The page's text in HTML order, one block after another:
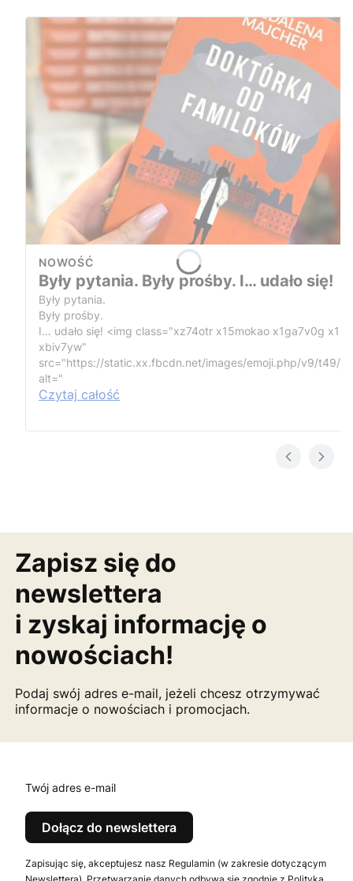
NOWOŚĆ
Były pytania. Były prośby. I… udało się!
Były pytania.
Były prośby.
I… udało się! <img class="xz74otr x15mokao x1ga7v0g
xbiv7yw"
src="https://static.xx.fbcdn.net/images/emoji.php/v9/t49/1/
alt="
Czytaj całość
Zapisz się do
newslettera
i zyskaj informację o
nowościach!
Podaj swój adres e-mail, jeżeli chcesz otrzymywać
informacje o nowościach i promocjach.
Twój adres e-mail
Dołącz do newslettera
Zapisując się, akceptujesz nasz Regulamin (w zakresie dotyczącym